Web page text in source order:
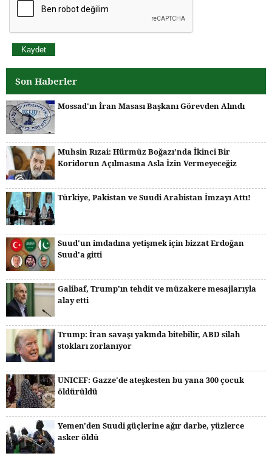
Son Haberler
Mossad'ın İran Masası Başkanı Görevden Alındı
Muhsin Rızai: Hürmüz Boğazı’nda İkinci Bir
Koridorun Açılmasına Asla İzin Vermeyeceğiz
Türkiye, Pakistan ve Suudi Arabistan İmzayı Attı!
Suud'un imdadına yetişmek için bizzat Erdoğan
Suud'a gitti
Galibaf, Trump'ın tehdit ve müzakere mesajlarıyla
alay etti
Trump: İran savaşı yakında bitebilir, ABD silah
stokları zorlanıyor
UNICEF: Gazze'de ateşkesten bu yana 300 çocuk
öldürüldü
Yemen'den Suudi güçlerine ağır darbe, yüzlerce
asker öldü